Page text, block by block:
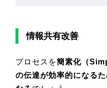
情報共有改善
プロセスを簡素化（
の伝達が効率的になる